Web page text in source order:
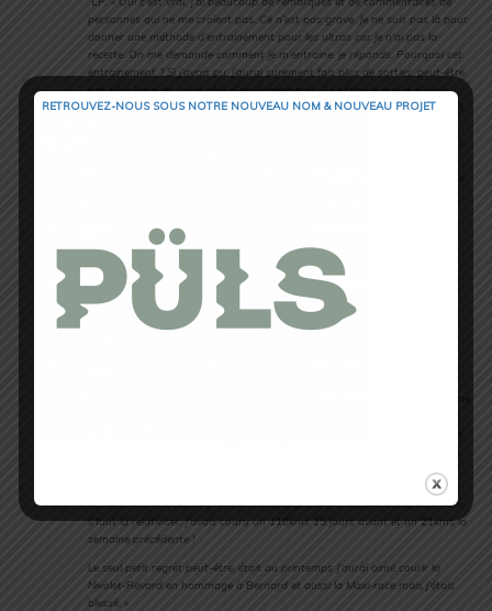
personnes qui ne me croient pas. Ce n’est pas grave. Je ne suis pas là pour
donner une méthode d’entrainement pour les ultras car je n’ai pas la
recette. On me demande comment je m’entraine, je réponds. Pourquoi cet
entrainement ? Si j’avais pu, j’aurai surement fais plus de sorties, peut-être
pas plus longues, mais plus d’enchainements. Il se trouve que je n’avais
pas plus de temps à consacrer. De toute manière je ne pense pas qu’il soit
mais il y avait 2000m D+…
Sur une course aussi longue, je pense qu’il faut arriver assez frais. »
TS : « Faisons un petit bilan de ta saison avec entre autres une 3ème
place aux championnats de France de trail long, et une 8ème à la
6000D. Es-tu comblé ou au contraire as-tu quelques regrets ou des
, tu te mets à espérer.
Terminer 8ème avec une fin de course très dure, a été une déception. Mais
il faut la relativiser, j’avais couru un 110kms 15 jours avant et un 21kms la
semaine précédente !
Le seul petit regret peut-être, était au printemps J’aurai aimé courir la
Nivolet-Revard en hommage à Bernard et aussi la Maxi-race mais j’étais
blessé. »
RETROUVEZ-NOUS SOUS NOTRE NOUVEAU NOM & NOUVEAU PROJET